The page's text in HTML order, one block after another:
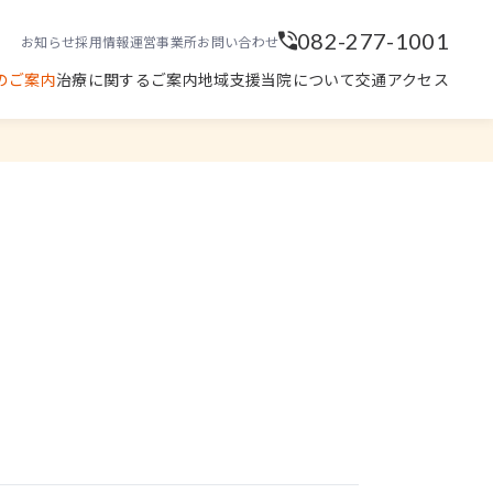
ご案内治療に関するご案内地域支援当院について交通アクセス
お知らせ採用情報運営事業所お問い合わせ 082-277-1001